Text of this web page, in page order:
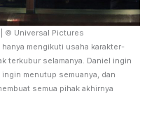
© Universal Pictures
mengikuti usaha karakter-
terkubur selamanya. Daniel ingin
menutup semuanya, dan
semua pihak akhirnya